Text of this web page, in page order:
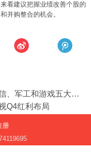
看建议把握业绩改善个股的
并购整合的机会。
上一篇：建议聚焦创新药、资源、通信、军工和游戏五大强势行业
Q4红利布局
册